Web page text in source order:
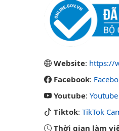
Website: https://
Facebook:
Youtube:
Tiktok: TikTok
Thời gian làm